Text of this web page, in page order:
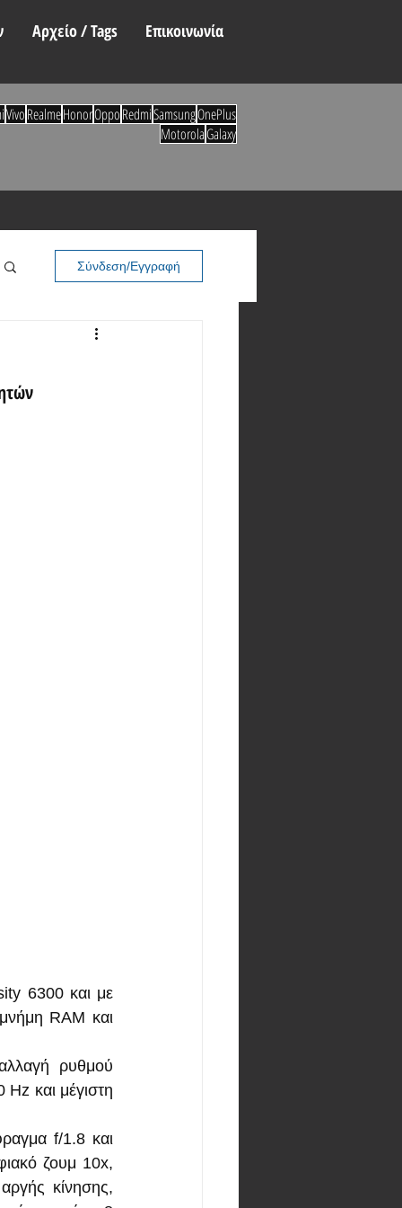
Αρχείο / Tags Επικοινωνία
Σύνδεση/Εγγραφή
6300 και με
RAM και
ρυθμού
και μέγιστη
f/1.8 και
ζουμ 10x,
κίνησης,
VivoRealmeHonorOppoRedmiSamsungOnePlus
MotorolaGalaxy